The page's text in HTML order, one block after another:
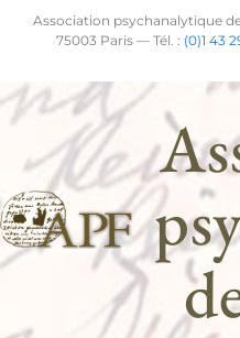
Association psychanalytique
75003 Paris — Tél. : (0)1 43